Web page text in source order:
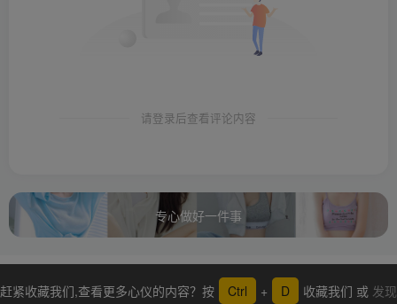
请登录后查看评论内容
专心做好一件事
赶紧收藏我们,查看更多心仪的内容？按 Ctrl + D 收藏我们 或 发现